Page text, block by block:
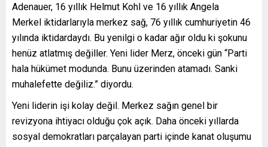
Adenauer, 16 yıllık Helmut Kohl ve 16 yıllık Angela
Merkel iktidarlarıyla merkez sağ, 76 yıllık cumhuriyetin 46
yılında iktidardaydı. Bu yenilgi o kadar ağır oldu ki şokunu
henüz atlatmış değiller. Yeni lider Merz, önceki gün “Parti
hala hükümet modunda. Bunu üzerinden atamadı. Sanki
muhalefette değiliz.” diyordu.
Yeni liderin işi kolay değil. Merkez sağın genel bir
revizyona ihtiyacı olduğu çok açık. Daha önceki yıllarda
sosyal demokratları parçalayan parti içinde kanat oluşumu